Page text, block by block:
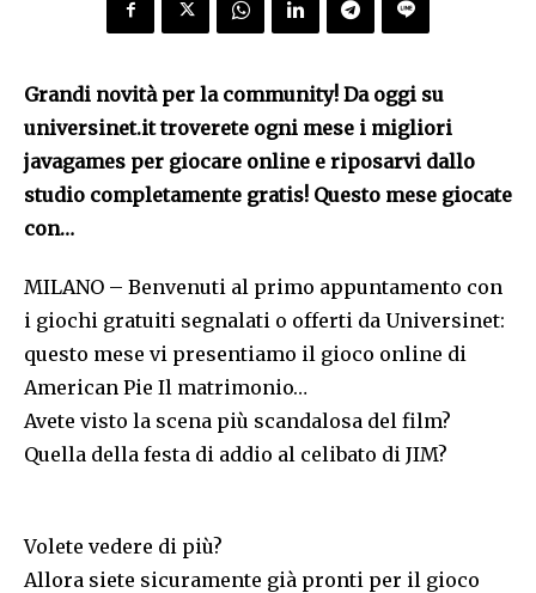
Grandi novità per la community! Da oggi su
universinet.it troverete ogni mese i migliori
javagames per giocare online e riposarvi dallo
studio completamente gratis! Questo mese giocate
con…
MILANO – Benvenuti al primo appuntamento con
i giochi gratuiti segnalati o offerti da Universinet:
questo mese vi presentiamo il gioco online di
American Pie Il matrimonio…
Avete visto la scena più scandalosa del film?
Quella della festa di addio al celibato di JIM?
Volete vedere di più?
Allora siete sicuramente già pronti per il gioco